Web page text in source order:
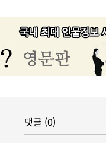
댓글 (0)